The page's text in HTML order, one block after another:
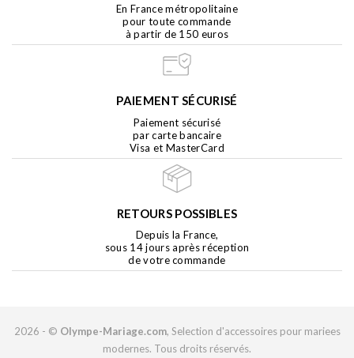
En France métropolitaine
pour toute commande
à partir de 150 euros
PAIEMENT SÉCURISÉ
Paiement sécurisé
par carte bancaire
Visa et MasterCard
RETOURS POSSIBLES
Depuis la France,
sous 14 jours après réception
de votre commande
2026 - © Olympe-Mariage.com, Selection d'accessoires pour mariees
modernes. Tous droits réservés.